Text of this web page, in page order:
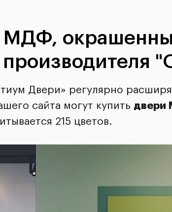
производителя
Двери» регулярно
сайта могут купить двери
215 цветов.